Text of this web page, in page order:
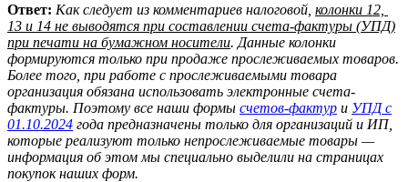
Ответ: Как следует из комментариев налоговой, колонки 12,
13 и 14 не выводятся при составлении счета-фактуры (УПД)
при печати на бумажном носители. Данные колонки
формируются только при продаже прослеживаемых товаров.
Более того, при работе с прослеживаемыми товара
организация обязана использовать электронные счета-
фактуры. Поэтому все наши формы счетов-фактур и УПД с
01.10.2024 года предназначены только для организаций и ИП,
которые реализуют только непрослеживаемые товары —
информация об этом мы специально выделили на страницах
покупок наших форм.